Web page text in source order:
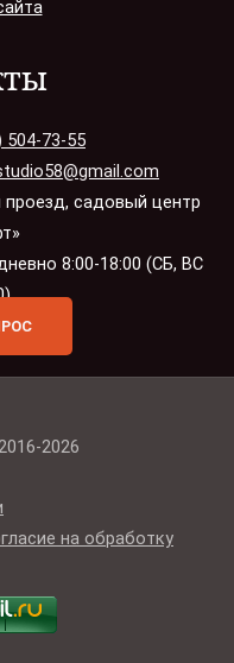
504-73-55
проезд, садовый центр
8:00-18:00 (СБ, ВС
2026
на обработку